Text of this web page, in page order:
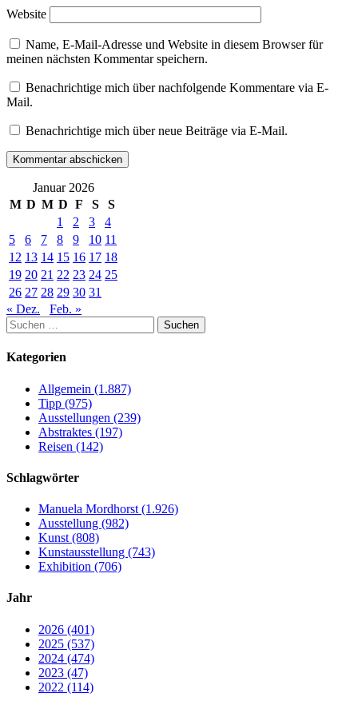
M.
Winterling
Sven
Johne
Thierry
Cohen
Tobias
Yann
Mingard
Website
Name, E-Mail-Adresse und Website in diesem Browser für
meinen nächsten Kommentar speichern.
Benachrichtige mich über nachfolgende Kommentare via E-
Mail.
Benachrichtige mich über neue Beiträge via E-Mail.
Januar 2026
M D M D F S
S
1
2 3
4
5
6 7 8 9 10 11
12 13 14 15 16 17 18
19 20 21 22 23 24 25
26 27 28 29 30 31
« Dez.
Feb. »
Suchen
nach:
Kategorien
Allgemein (1.887)
Tipp (975)
Ausstellungen (239)
Abstraktes (197)
Reisen (142)
Schlagwörter
Manuela Mordhorst (1.926)
Ausstellung (982)
Kunst (808)
Kunstausstellung (743)
Exhibition (706)
Jahr
2026 (401)
2025 (537)
2024 (474)
2023 (47)
2022 (114)